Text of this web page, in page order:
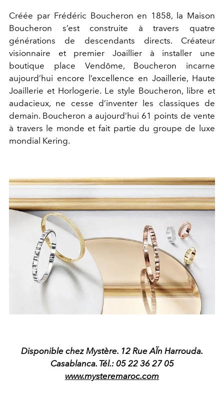
Créée par Frédéric Boucheron en 1858, la Maison
Boucheron s’est construite à travers quatre
générations de descendants directs. Créateur
visionnaire et premier Joaillier à installer une
boutique place Vendôme, Boucheron incarne
aujourd’hui encore l’excellence en Joaillerie, Haute
Joaillerie et Horlogerie. Le style Boucheron, libre et
audacieux, ne cesse d’inventer les classiques de
demain. Boucheron a aujourd’hui 61 points de vente
à travers le monde et fait partie du groupe de luxe
mondial Kering.
Disponible chez Mystère. 12 Rue AÏn Harrouda.
Casablanca. Tél.: 05 22 36 27 05
www.mysteremaroc.com